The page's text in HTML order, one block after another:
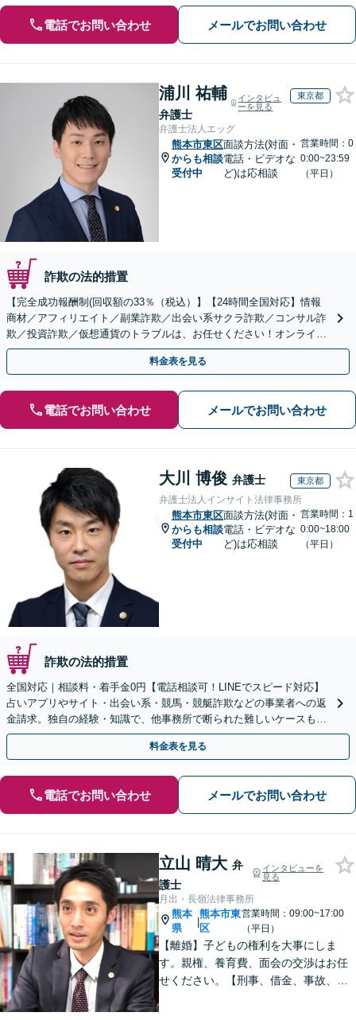
電話でお問い合わせ メールでお問い合わせ
浦川 祐輔
弁護士
インタビュ
ーを見る
東京都
弁護士法人エッグ
熊本市東区
からも相談
受付中
面談方法(対面・
電話・ビデオな
ど)は応相談
営業時間：0
0:00~23:59
（平日）
詐欺の法的措置
【完全成功報酬制(回収額の33％（税込）】【24時間全国対応】情報
商材／アフィリエイト／副業詐欺／出会い系サクラ詐欺／コンサル詐
欺／投資詐欺／仮想通貨のトラブルは、お任せください！オンライン
のみで解決も可能！
料金表を見る
電話でお問い合わせ メールでお問い合わせ
大川 博俊 弁護士 東京都
弁護士法人インサイト法律事務所
熊本市東区
からも相談
受付中
面談方法(対面・
電話・ビデオな
ど)は応相談
営業時間：1
0:00~18:00
（平日）
詐欺の法的措置
全国対応｜相談料・着手金0円【電話相談可！LINEでスピード対応】
占いアプリやサイト・出会い系・競馬・競艇詐欺などの事業者への返
金請求。独自の経験・知識で、他事務所で断られた難しいケースも解
決に導いた実績あり。まずはお気軽にご相談ください
料金表を見る
電話でお問い合わせ メールでお問い合わせ
立山 晴大 弁
護士
インタビューを
見る
月出・長嶺法律事務所
熊本
県
|
熊本市東
区
営業時間：09:00~17:00
（平日）
【離婚】子どもの権利を大事にしま
す。親権、養育費、面会の交渉はお任
せください。【刑事、借金、事故、労